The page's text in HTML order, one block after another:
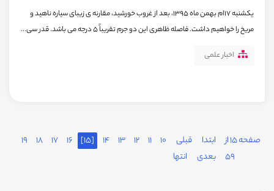
یکشنبه 17ام بهمن ماه 1395، بعد از غروب خورشید، مقارنه ی زیبای سیاره ناهید و
مریخ را خواهیم داشت. فاصله ظاهری این دو جرم تقریباً 5 درجه می باشد. قدر سی...
اخبار علمی
صفحه 15 از
59
ابتدا قبلی 10
11
12
13
14
[15]
16
17
18
19
بعدی
انتها